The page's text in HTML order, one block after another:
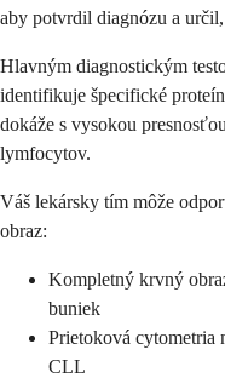
aby potvrdil diagnózu a
Hlavným diagnostickým
identifikuje špecifické
dokáže s vysokou
lymfocytov.
Váš lekársky tím môže
obraz:
Kompletný krvný
buniek
Prietoková cytometria
CLL